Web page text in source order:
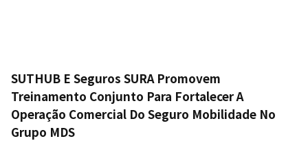
SUTHUB E Seguros SURA Promovem
Treinamento Conjunto Para Fortalecer A
Operação Comercial Do Seguro Mobilidade No
Grupo MDS